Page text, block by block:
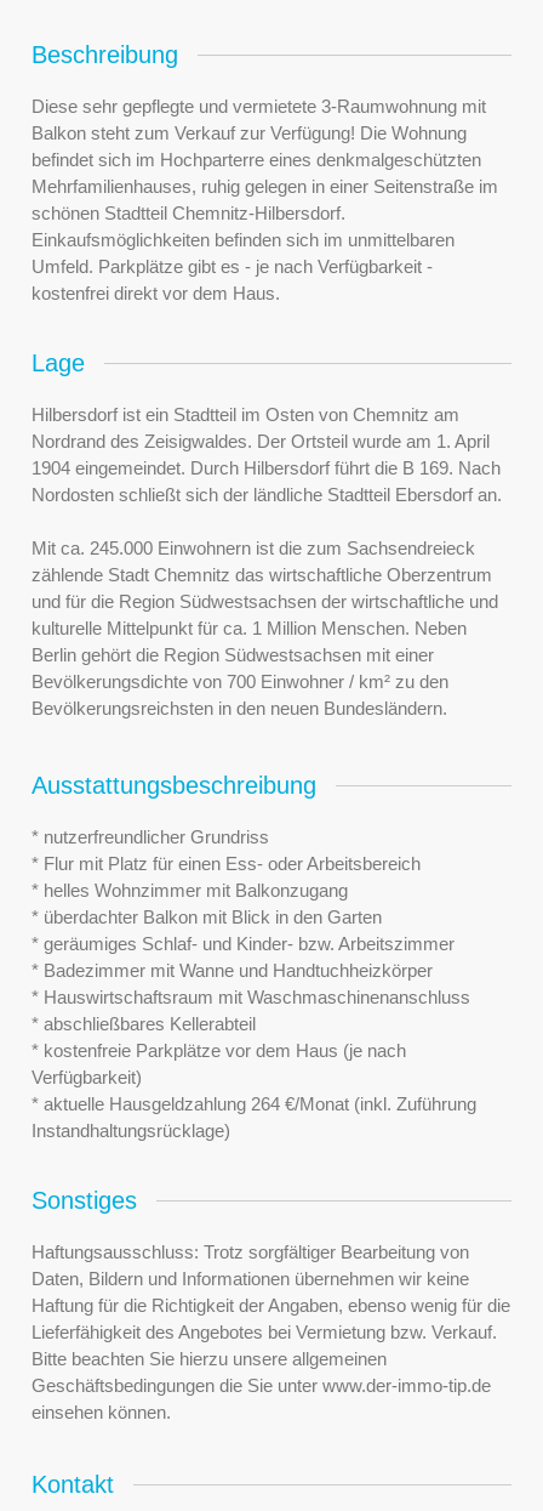
Beschreibung
Diese sehr gepflegte und vermietete 3-Raumwohnung mit
Balkon steht zum Verkauf zur Verfügung! Die Wohnung
befindet sich im Hochparterre eines denkmalgeschützten
Mehrfamilienhauses, ruhig gelegen in einer Seitenstraße im
schönen Stadtteil Chemnitz-Hilbersdorf.
Einkaufsmöglichkeiten befinden sich im unmittelbaren
Umfeld. Parkplätze gibt es - je nach Verfügbarkeit -
kostenfrei direkt vor dem Haus.
Lage
Hilbersdorf ist ein Stadtteil im Osten von Chemnitz am
Nordrand des Zeisigwaldes. Der Ortsteil wurde am 1. April
1904 eingemeindet. Durch Hilbersdorf führt die B 169. Nach
Nordosten schließt sich der ländliche Stadtteil Ebersdorf an.
Mit ca. 245.000 Einwohnern ist die zum Sachsendreieck
zählende Stadt Chemnitz das wirtschaftliche Oberzentrum
und für die Region Südwestsachsen der wirtschaftliche und
kulturelle Mittelpunkt für ca. 1 Million Menschen. Neben
Berlin gehört die Region Südwestsachsen mit einer
Bevölkerungsdichte von 700 Einwohner / km² zu den
Bevölkerungsreichsten in den neuen Bundesländern.
Ausstattungsbeschreibung
* nutzerfreundlicher Grundriss
* Flur mit Platz für einen Ess- oder Arbeitsbereich
* helles Wohnzimmer mit Balkonzugang
* überdachter Balkon mit Blick in den Garten
* geräumiges Schlaf- und Kinder- bzw. Arbeitszimmer
* Badezimmer mit Wanne und Handtuchheizkörper
* Hauswirtschaftsraum mit Waschmaschinenanschluss
* abschließbares Kellerabteil
* kostenfreie Parkplätze vor dem Haus (je nach
Verfügbarkeit)
* aktuelle Hausgeldzahlung 264 €/Monat (inkl. Zuführung
Instandhaltungsrücklage)
Sonstiges
Haftungsausschluss: Trotz sorgfältiger Bearbeitung von
Daten, Bildern und Informationen übernehmen wir keine
Haftung für die Richtigkeit der Angaben, ebenso wenig für die
Lieferfähigkeit des Angebotes bei Vermietung bzw. Verkauf.
Bitte beachten Sie hierzu unsere allgemeinen
Geschäftsbedingungen die Sie unter www.der-immo-tip.de
einsehen können.
Kontakt